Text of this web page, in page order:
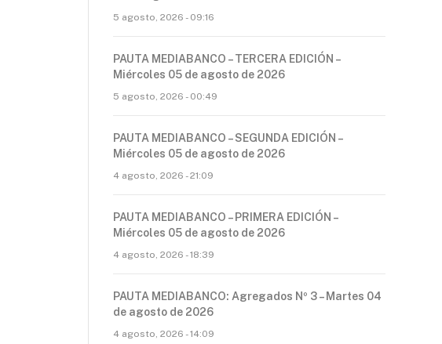
5 agosto, 2026 - 09:16
PAUTA MEDIABANCO – TERCERA EDICIÓN –
Miércoles 05 de agosto de 2026
5 agosto, 2026 - 00:49
PAUTA MEDIABANCO – SEGUNDA EDICIÓN –
Miércoles 05 de agosto de 2026
4 agosto, 2026 - 21:09
PAUTA MEDIABANCO – PRIMERA EDICIÓN –
Miércoles 05 de agosto de 2026
4 agosto, 2026 - 18:39
PAUTA MEDIABANCO: Agregados Nº 3 – Martes 04
de agosto de 2026
4 agosto, 2026 - 14:09